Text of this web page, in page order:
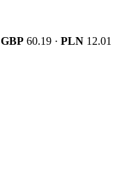
GBP 60.19 · PLN 12.01